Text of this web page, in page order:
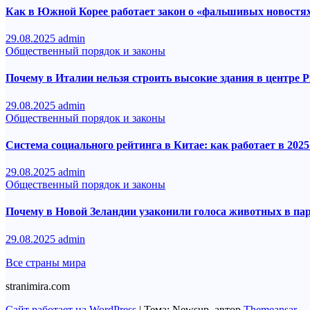
Как в Южной Корее работает закон о «фальшивых
29.08.2025 admin
Общественный порядок и законы
Почему в Италии нельзя строить высокие здания в центре
29.08.2025 admin
Общественный порядок и законы
Система социального рейтинга в Китае: как работает в 2025
29.08.2025 admin
Общественный порядок и законы
Почему в Новой Зеландии узаконили голоса животных в
29.08.2025 admin
Все страны мира
stranimira.com